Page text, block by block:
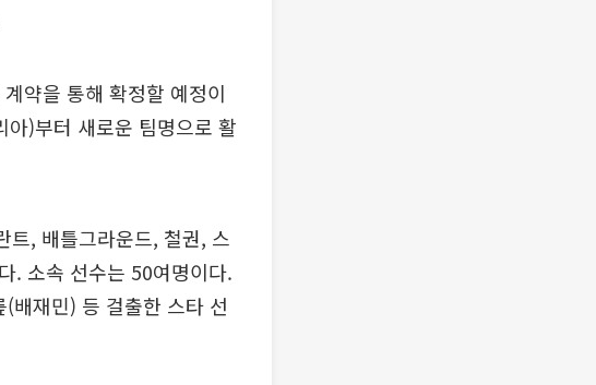
약을 통해 확정할 예정이
)부터 새로운 팀명으로 활
트, 배틀그라운드, 철권, 스
. 소속 선수는 50여명이다.
배재민) 등 걸출한 스타 선